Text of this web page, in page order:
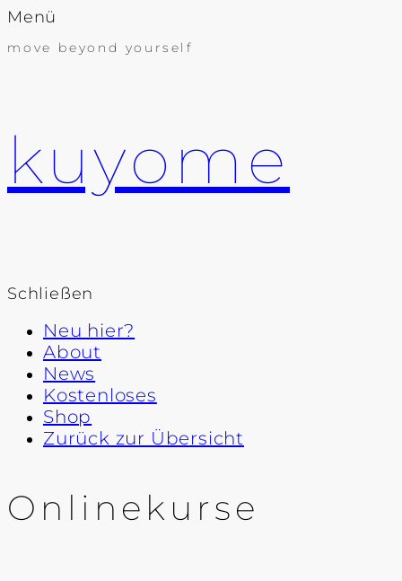
Menü
move beyond yourself
kuyome
Schließen
Neu hier?
About
News
Kostenloses
Shop
Zurück zur Übersicht
Onlinekurse